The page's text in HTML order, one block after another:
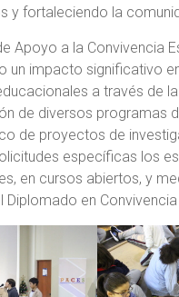
y fortaleciendo la
Apoyo a la Convivencia
un impacto significativo
a través de la
de diversos programas
de proyectos de
específicas los
en cursos abiertos, y
Diplomado en Convivencia